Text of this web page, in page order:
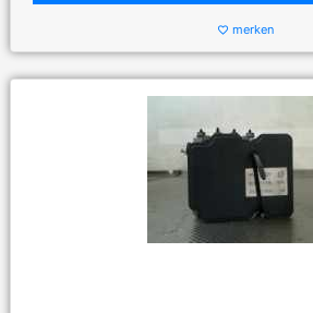
favorite_border merken